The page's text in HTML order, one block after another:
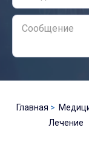
Главная
Лечение